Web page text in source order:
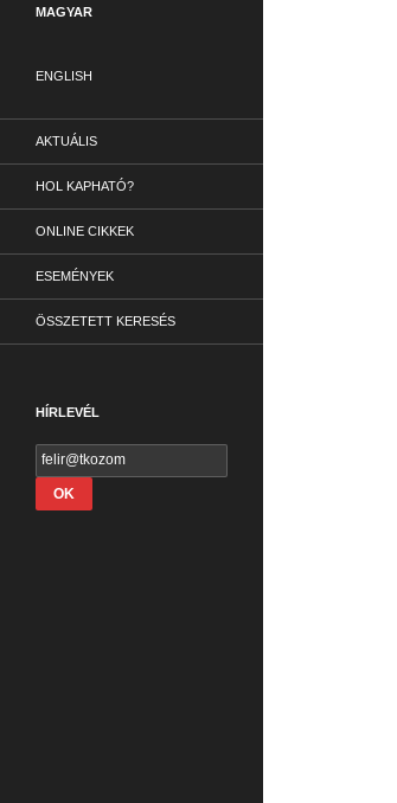
MAGYAR
ENGLISH
AKTUÁLIS
HOL KAPHATÓ?
ONLINE CIKKEK
ESEMÉNYEK
ÖSSZETETT KERESÉS
HÍRLEVÉL